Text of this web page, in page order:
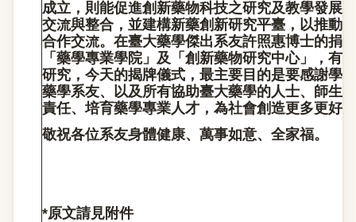
成立，則能促進創新藥物科技之研究及教學發展
交流與整合，並建構新藥創新研究平臺，以推動
合作交流。在臺大藥學傑出系友許照惠博士的捐
「藥學專業學院」及「創新藥物研究中心」，有
研究，今天的揭牌儀式，最主要目的是要感謝學
藥學系友、以及所有協助臺大藥學的人士、師生
責任、培育藥學專業人才，為社會創造更多更好
敬祝各位系友身體健康、萬事如意、全家福。
*原文請見附件